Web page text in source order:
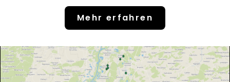
Mehr erfahren